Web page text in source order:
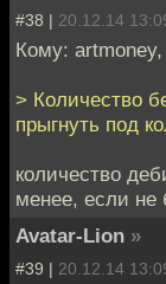
#38 | 20.12.14
Кому: artmoney,
> Количество
прыгнуть под
количество
менее, если не
Avatar-Lion »
#39 | 20.12.14